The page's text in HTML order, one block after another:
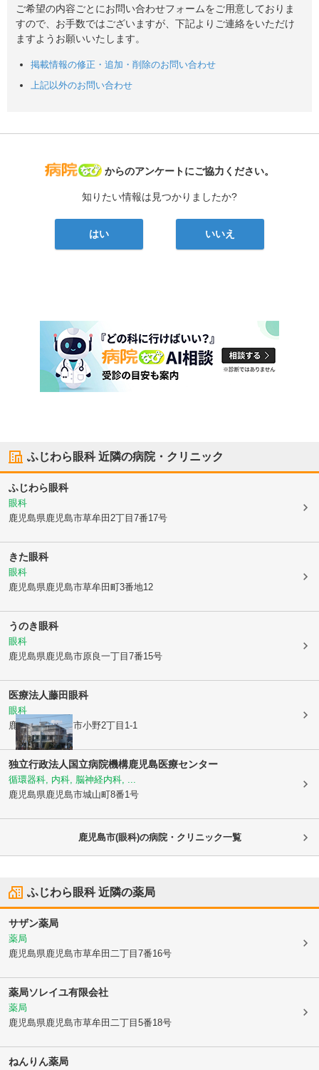
ご希望の内容ごとにお問い合わせフォームをご用意しておりま
すので、お手数ではございますが、下記よりご連絡をいただけ
ますようお願いいたします。
掲載情報の修正・追加・削除のお問い合わせ
上記以外のお問い合わせ
病院なび
からのアンケートにご協力ください。
知りたい情報は見つかりましたか?
はい いいえ
ふじわら眼科近隣の病院・クリニック
ふじわら眼科
眼科
鹿児島県鹿児島市草牟田2丁目7番17号
きた眼科
眼科
鹿児島県鹿児島市草牟田町3番地12
うのき眼科
眼科
鹿児島県鹿児島市原良一丁目7番15号
医療法人藤田眼科
眼科
鹿児島県鹿児島市小野2丁目1-1
独立行政法人国立病院機構鹿児島医療センター
循環器科, 内科, 脳神経内科, ...
鹿児島県鹿児島市城山町8番1号
鹿児島市(眼科)の病院・クリニック一覧
ふじわら眼科近隣の薬局
サザン薬局
薬局
鹿児島県鹿児島市草牟田二丁目7番16号
薬局ソレイユ有限会社
薬局
鹿児島県鹿児島市草牟田二丁目5番18号
ねんりん薬局